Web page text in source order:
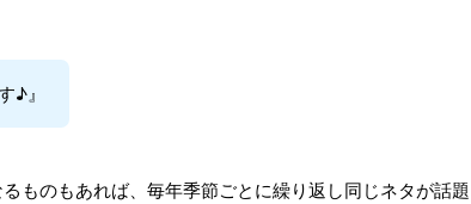
♪』
ものもあれば、毎年季節ごとに繰り返し同じネタが話題